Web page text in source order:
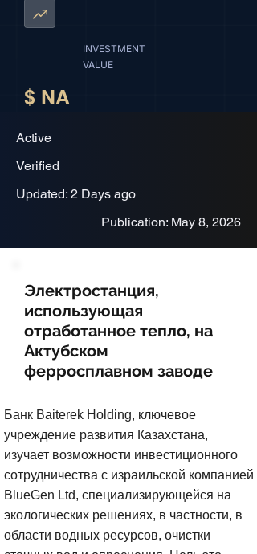
INVESTMENT
VALUE
$ NA
Active
Verified
Updated: 2 Days ago
Publication: May 8, 2026
Электростанция,
использующая
отработанное тепло, на
Актубском
ферросплавном заводе
Банк Baiterek Holding, ключевое
учреждение развития Казахстана,
изучает возможности инвестиционного
сотрудничества с израильской компанией
BlueGen Ltd, специализирующейся на
экологических решениях, в частности, в
области водных ресурсов, очистки